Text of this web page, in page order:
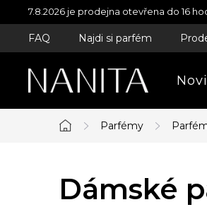
Přejít
na
obsah
7.8.2026 je prodejna otevřena do 16
FAQ Najdi si parfém
Domů
Parfémy
Dámské